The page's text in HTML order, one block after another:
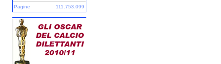
Pagine
111.753.099